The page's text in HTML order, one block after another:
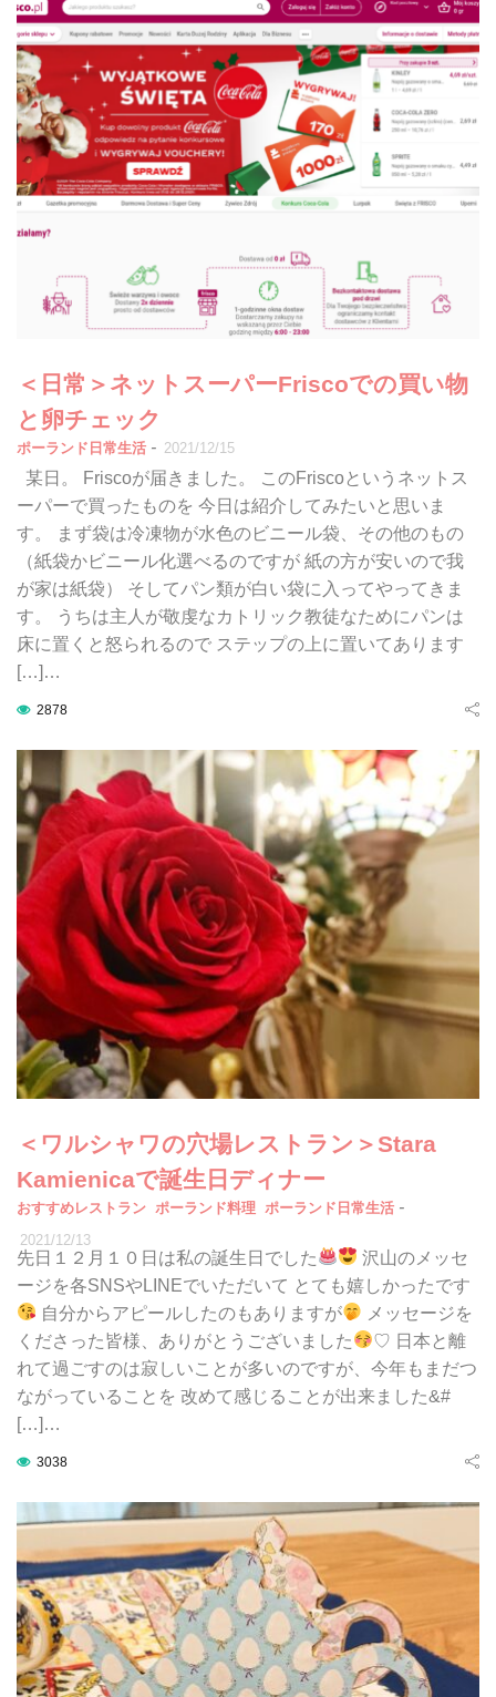
＜日常＞ネットスーパーFriscoでの買い物
と卵チェック
ポーランド日常生活 - 2021/12/15
某日。 Friscoが届きました。 このFriscoというネットス
ーパーで買ったものを 今日は紹介してみたいと思いま
す。 まず袋は冷凍物が水色のビニール袋、その他のもの
（紙袋かビニール化選べるのですが 紙の方が安いので我
が家は紙袋） そしてパン類が白い袋に入ってやってきま
す。 うちは主人が敬虔なカトリック教徒なためにパンは
床に置くと怒られるので ステップの上に置いてあります
[…]…
2878
＜ワルシャワの穴場レストラン＞Stara
Kamienicaで誕生日ディナー
おすすめレストラン ポーランド料理 ポーランド日常生活 -
2021/12/13
先日１２月１０日は私の誕生日でした
沢山のメッセ
ージを各SNSやLINEでいただいて とても嬉しかったです
自分からアピールしたのもありますが
メッセージを
くださった皆様、ありがとうございました
♡ 日本と離
れて過ごすのは寂しいことが多いのですが、今年もまだつ
ながっていることを 改めて感じることが出来ました&#
[…]…
3038